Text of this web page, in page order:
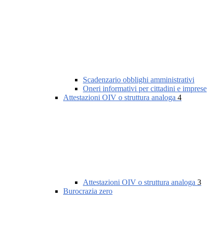
Scadenzario obblighi amministrativi
Oneri informativi per cittadini e imprese
Attestazioni OIV o struttura analoga 4
Attestazioni OIV o struttura analoga 3
Burocrazia zero